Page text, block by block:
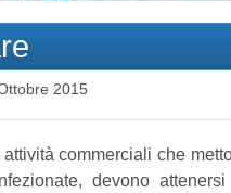
2015
attività commerciali che
devono